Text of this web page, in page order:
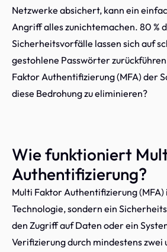
Netzwerke absichert, kann ein
Angriff alles zunichtemachen. 80 %
Sicherheitsvorfälle lassen sich auf
gestohlene Passwörter
Faktor Authentifizierung (MFA) der
diese Bedrohung zu eliminieren?
Wie funktioniert
Authentifizierung?
Multi Faktor Authentifizierung (MFA)
Technologie, sondern ein
den Zugriff auf Daten oder ein
Verifizierung durch mindestens zwei